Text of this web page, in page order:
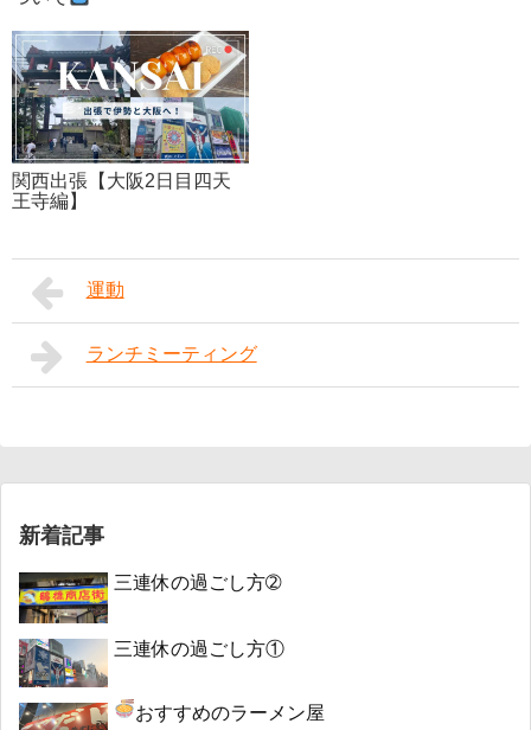
関西出張【大阪2日目四天
王寺編】
運動
ランチミーティング
新着記事
三連休の過ごし方➁
三連休の過ごし方①
おすすめのラーメン屋